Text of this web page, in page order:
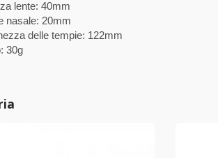
lente: 40mm
nasale: 20mm
delle tempie: 122mm
30g